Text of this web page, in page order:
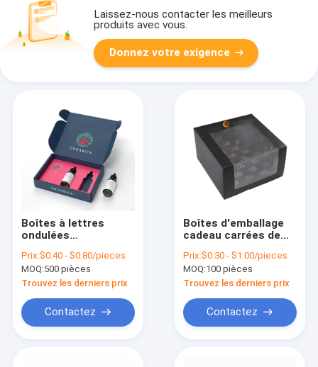
Laissez-nous contacter les meilleurs
produits avec vous.
Donnez votre exigence
Boîtes à lettres
ondulées
écologiques pour les
emballages
cosmétiques et de
vêtements
Prix:$0.40 - $0.80/pieces
MOQ:500 pièces
Trouvez les derniers prix
Contactez
Boîtes d'emballage
cadeau carrées de
d'emballage de
casquette de
baseball en papier
pliable
Prix:$0.30 - $1.00/pieces
MOQ:100 pièces
Trouvez les derniers prix
Contactez